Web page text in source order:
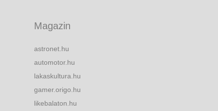
Magazin
astronet.hu
automotor.hu
lakaskultura.hu
gamer.origo.hu
likebalaton.hu